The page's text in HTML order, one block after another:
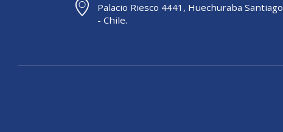
Palacio Riesco 4441, Huechuraba Santiago
- Chile.